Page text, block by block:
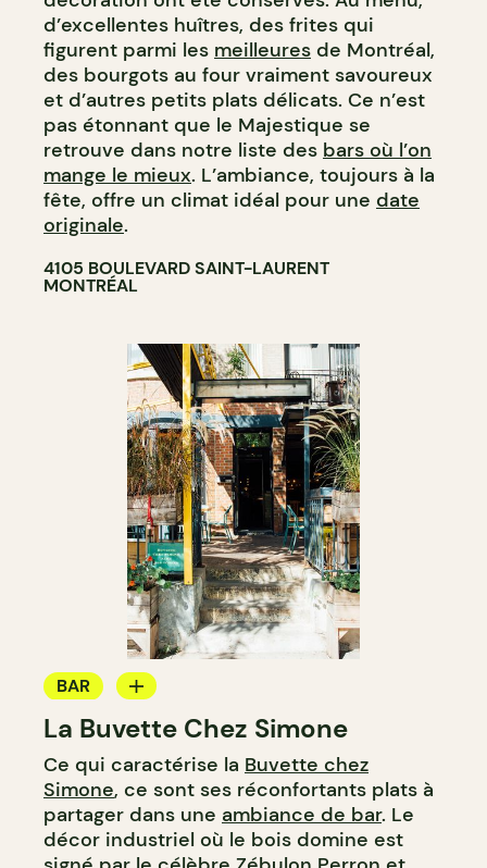
d’excellentes huîtres, des frites qui
figurent parmi les meilleures de Montréal,
des bourgots au four vraiment savoureux
et d’autres petits plats délicats. Ce n’est
pas étonnant que le Majestique se
retrouve dans notre liste des bars où l’on
mange le mieux. L’ambiance, toujours à la
fête, offre un climat idéal pour une date
originale.
4105 BOULEVARD SAINT-LAURENT
MONTRÉAL
BAR
BAR À VIN
La Buvette Chez Simone
Ce qui caractérise la Buvette chez
Simone, ce sont ses réconfortants plats à
partager dans une ambiance de bar. Le
décor industriel où le bois domine est